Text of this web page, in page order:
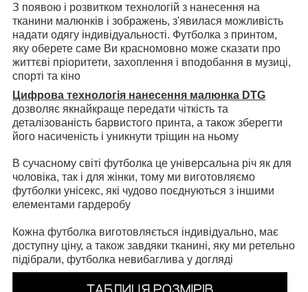
З появою і розвитком технологій з нанесення на
тканини малюнків і зображень, з'явилася можливість
надати одягу індивідуальності. Футболка з принтом,
яку оберете саме Ви красномовно може сказати про
життєві пріоритети, захоплення і вподобання в музиці,
спорті та кіно
Цифрова технологія нанесення малюнка DTG
дозволяє якнайкраще передати чіткість та
деталізованість барвистого принта, а також зберегти
його насиченість і уникнути тріщин на ньому
В сучасному світі футболка це універсальна річ як для
чоловіка, так і для жінки, тому ми виготовляємо
футболки унісекс, які чудово поєднуються з іншими
елементами гардеробу
Кожна футболка виготовляється індивідуально, має
доступну ціну, а також завдяки тканині, яку ми ретельно
підібрали, футболка невибаглива у догляді